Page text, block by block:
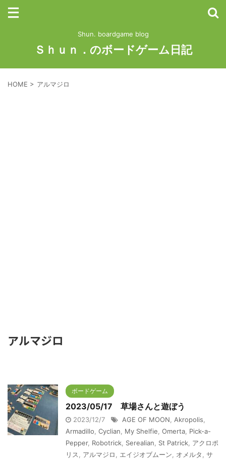
Shun. boardgame blog
Ｓｈｕｎ．のボードゲーム日記
HOME > アルマジロ
アルマジロ
ボードゲーム
2023/05/17 草場さんと遊ぼう
2023/12/7 AGE OF MOON Akropolis
Armadillo Cyclian My Shelfie Omerta Pick-a-
Pepper, Robotrick Serealian St Patrick アクロポ
リス
アルマジロ エイジオブムーン オメルタ
サ